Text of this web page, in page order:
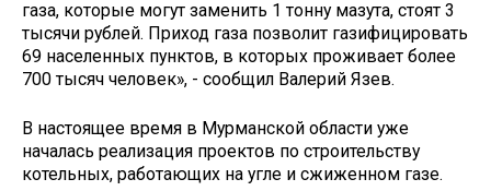
газа, которые могут заменить 1 тонну мазута, стоят 3
тысячи рублей. Приход газа позволит газифицировать
69 населенных пунктов, в которых проживает более
700 тысяч человек», - сообщил Валерий Язев.
В настоящее время в Мурманской области уже
началась реализация проектов по строительству
котельных, работающих на угле и сжиженном газе.